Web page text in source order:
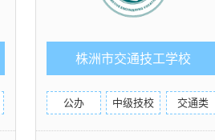
株洲市交通技工学校
公办 中级技校 交通类